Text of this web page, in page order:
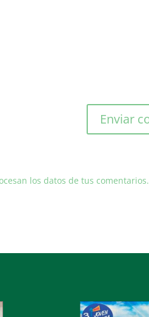
los datos de tus comentarios.
Reproductor